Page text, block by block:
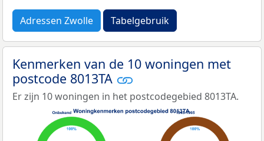
Adressen Zwolle Tabelgebruik
Kenmerken van de 10 woningen met
postcode 8013TA
Er zijn 10 woningen in het postcodegebied 8013TA.